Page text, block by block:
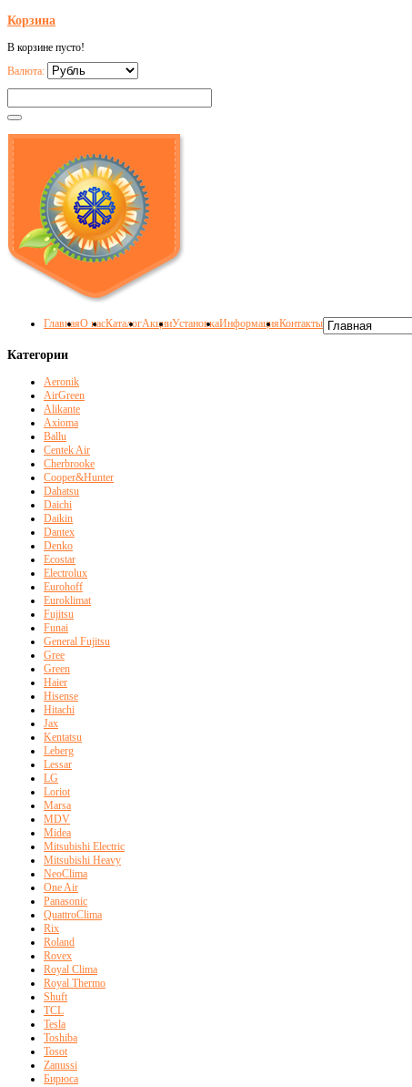
Корзина
В корзине пусто!
Валюта:
ГлавнаяО насКаталогАкцииУстановкаИнформацияКонтакты
Категории
Aeronik
AirGreen
Alikante
Axioma
Ballu
Centek Air
Cherbrooke
Cooper&Hunter
Dahatsu
Daichi
Daikin
Dantex
Denko
Ecostar
Electrolux
Eurohoff
Euroklimat
Fujitsu
Funai
General Fujitsu
Gree
Green
Haier
Hisense
Hitachi
Jax
Kentatsu
Leberg
Lessar
LG
Loriot
Marsa
MDV
Midea
Mitsubishi Electric
Mitsubishi Heavy
NeoClima
One Air
Panasonic
QuattroClima
Rix
Roland
Rovex
Royal Clima
Royal Thermo
Shuft
TCL
Tesla
Toshiba
Tosot
Zanussi
Бирюса